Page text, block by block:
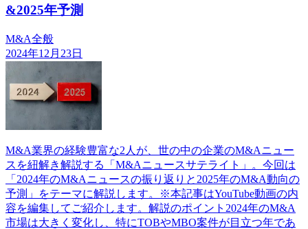
&2025年予測
M&A全般
2024年12月23日
M&A業界の経験豊富な2人が、世の中の企業のM&Aニュー
スを紐解き解説する「M&Aニュースサテライト」。今回は
「2024年のM&Aニュースの振り返りと2025年のM&A動向の
予測」をテーマに解説します。※本記事はYouTube動画の内
容を編集してご紹介します。解説のポイント2024年のM&A
市場は大きく変化し、特にTOBやMBO案件が目立つ年であ